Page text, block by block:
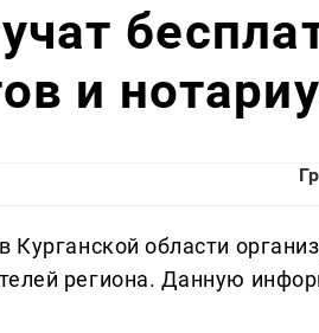
и
области
региона. Данную